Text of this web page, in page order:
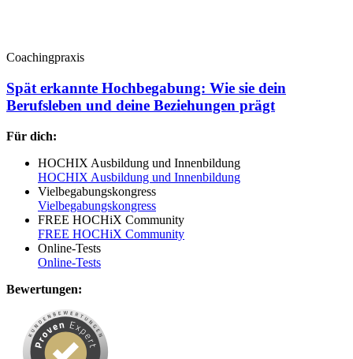
Coachingpraxis
Spät erkannte Hochbegabung: Wie sie dein
Berufsleben und deine Beziehungen prägt
Für dich:
HOCHIX Ausbildung und Innenbildung
HOCHIX Ausbildung und Innenbildung
Vielbegabungskongress
Vielbegabungskongress
FREE HOCHiX Community
FREE HOCHiX Community
Online-Tests
Online-Tests
Bewertungen: